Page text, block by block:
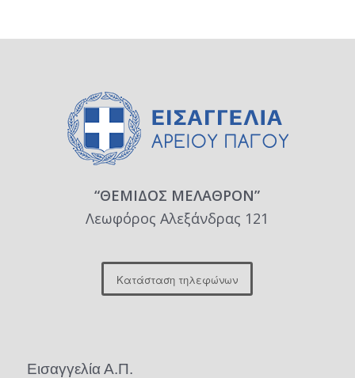
“ΘΕΜΙΔΟΣ ΜΕΛΑΘΡΟΝ”
Λεωφόρος Αλεξάνδρας 121
Κατάσταση τηλεφώνων
Εισαγγελία Α.Π.